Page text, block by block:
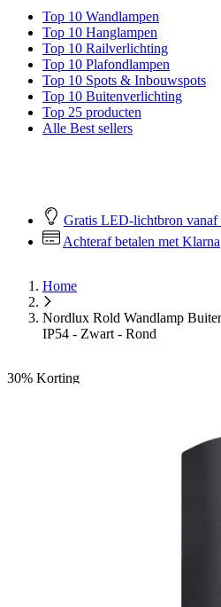
Top 10 Wandlampen
Top 10 Hanglampen
Top 10 Railverlichting
Top 10 Plafondlampen
Top 10 Spots & Inbouwspots
Top 10 Buitenverlichting
Top 25 producten
Alle Best sellers
Gratis LED-lichtbron vanaf
Achteraf betalen met Klarna
Home
Nordlux Rold Wandlamp
IP54 - Zwart - Rond
30% Korting